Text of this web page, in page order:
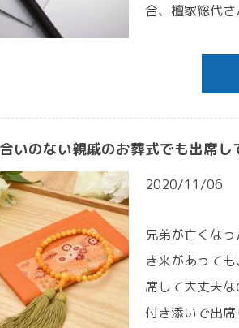
合、檀家総代
いのない親戚のお葬式でも出席し
2020/11/06
兄弟が亡くな
き来があって
席して大丈夫
付き添いで出